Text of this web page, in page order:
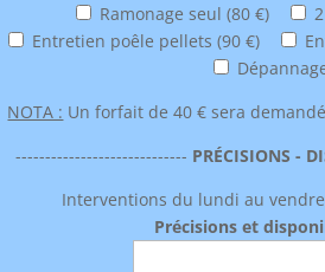
Ramonage seul (80 €)
Entretien poêle pellets (90 €)
NOTA : Un forfait de 40 € sera
----------------------------- PRÉCISIONS -
Interventions du lundi au
Précisions et